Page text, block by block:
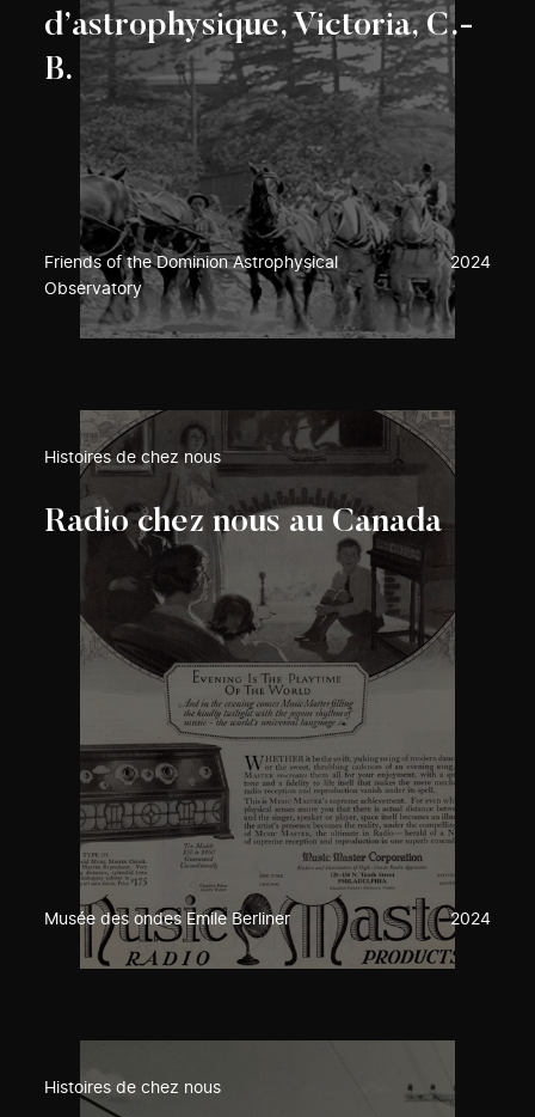
d’astrophysique, Victoria, C.-
B.
Friends of the Dominion Astrophysical
Observatory
2024
Histoires de chez nous
Radio chez nous au Canada
Musée des ondes Emile Berliner 2024
Histoires de chez nous